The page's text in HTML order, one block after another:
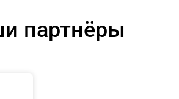
партнёры